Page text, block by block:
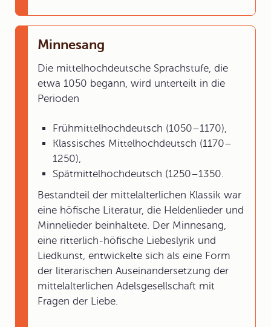
Minnesang
Die mittelhochdeutsche Sprachstufe, die
etwa 1050 begann, wird unterteilt in die
Perioden
Frühmittelhochdeutsch (1050–1170),
Klassisches Mittelhochdeutsch (1170–
1250),
Spätmittelhochdeutsch (1250–1350.
Bestandteil der mittelalterlichen Klassik war
eine höfische Literatur, die Heldenlieder und
Minnelieder beinhaltete. Der Minnesang,
eine ritterlich-höfische Liebeslyrik und
Liedkunst, entwickelte sich als eine Form
der literarischen Auseinandersetzung der
mittelalterlichen Adelsgesellschaft mit
Fragen der Liebe.